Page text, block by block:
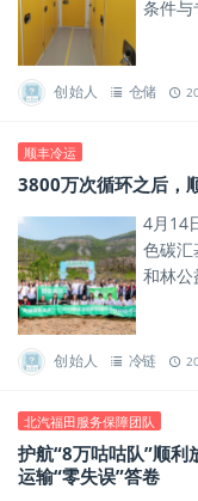
条件与
创始人 仓储
顺丰冷运
3800万次循环之后，
4月14
色碳汇
和林公
创始人 冷链
北汽福田服务保障团队
护航“8万咕咕队”顺利
运输“零失误”答卷